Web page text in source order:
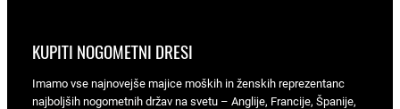
KUPITI NOGOMETNI DRESI
Imamo vse najnovejše majice moških in ženskih reprezentanc
najboljših nogometnih držav na svetu – Anglije, Francije, Španije,